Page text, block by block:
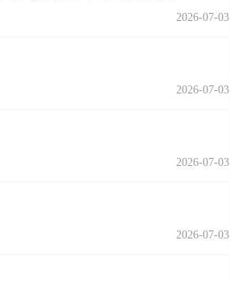
2026-07-03
2026-07-03
2026-07-03
2026-07-03